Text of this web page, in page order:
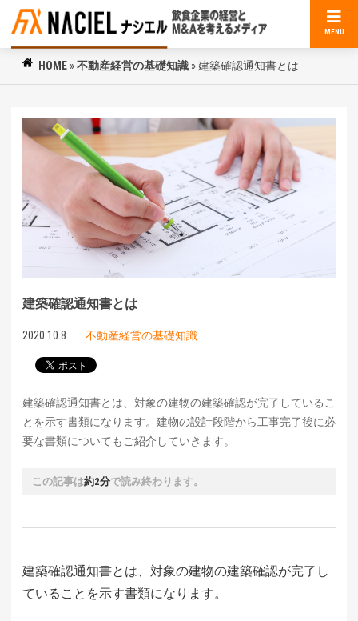
MENU
HOME »不動産経営の基礎知識 »建築確認通知書とは
建築確認通知書とは
2020.10.8 不動産経営の基礎知識
建築確認通知書とは、対象の建物の建築確認が完了しているこ
とを示す書類になります。建物の設計段階から工事完了後に必
要な書類についてもご紹介していきます。
この記事は約2分で読み終わります。
建築確認通知書とは、対象の建物の建築確認が完了し
ていることを示す書類になります。